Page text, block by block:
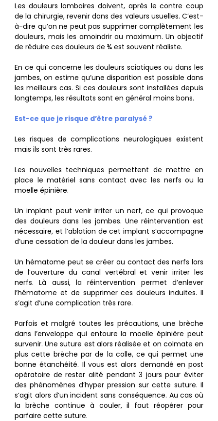
Les douleurs lombaires doivent, après le contre coup
de la chirurgie, revenir dans des valeurs usuelles. C’est-
à-dire qu’on ne peut pas supprimer complètement les
douleurs, mais les amoindrir au maximum. Un objectif
de réduire ces douleurs de ¾ est souvent réaliste.
En ce qui concerne les douleurs sciatiques ou dans les
jambes, on estime qu’une disparition est possible dans
les meilleurs cas. Si ces douleurs sont installées depuis
longtemps, les résultats sont en général moins bons.
Est-ce que je risque d’être paralysé ?
Les risques de complications neurologiques existent
mais ils sont très rares.
Les nouvelles techniques permettent de mettre en
place le matériel sans contact avec les nerfs ou la
moelle épinière.
Un implant peut venir irriter un nerf, ce qui provoque
des douleurs dans les jambes. Une réintervention est
nécessaire, et l’ablation de cet implant s’accompagne
d’une cessation de la douleur dans les jambes.
Un hématome peut se créer au contact des nerfs lors
de l’ouverture du canal vertébral et venir irriter les
nerfs. Là aussi, la réintervention permet d’enlever
l’hématome et de supprimer ces douleurs induites. Il
s’agit d’une complication très rare.
Parfois et malgré toutes les précautions, une brèche
dans l’enveloppe qui entoure la moelle épinière peut
survenir. Une suture est alors réalisée et on colmate en
plus cette brèche par de la colle, ce qui permet une
bonne étanchéité. Il vous est alors demandé en post
opératoire de rester alité pendant 3 jours pour éviter
des phénomènes d’hyper pression sur cette suture. Il
s’agit alors d’un incident sans conséquence. Au cas où
la brèche continue à couler, il faut réopérer pour
parfaire cette suture.